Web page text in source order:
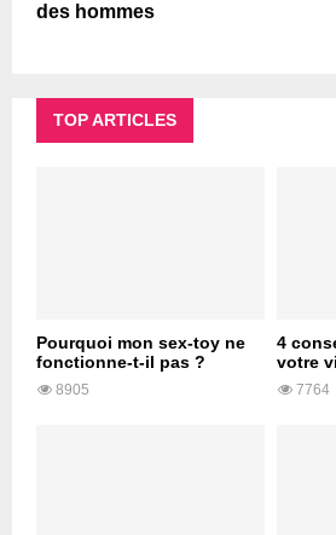
des hommes
TOP ARTICLES
Pourquoi mon sex-toy ne
fonctionne-t-il pas ?
8905
4
votre
7764